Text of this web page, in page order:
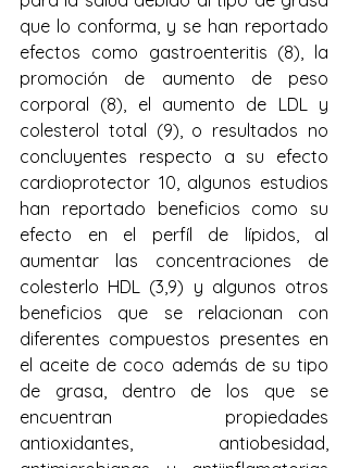
que lo conforma, y se han reportado
efectos como gastroenteritis (8), la
promoción de aumento de peso
corporal (8), el aumento de LDL y
colesterol total (9), o resultados no
concluyentes respecto a su efecto
han reportado beneficios como su
efecto en el perfíl de lípidos, al
aumentar las concentraciones de
colesterlo HDL (3,9) y algunos otros
beneficios que se relacionan con
diferentes compuestos presentes en
el aceite de coco además de su tipo
de grasa, dentro de los que se
encuentran propiedades
antioxidantes, antiobesidad,